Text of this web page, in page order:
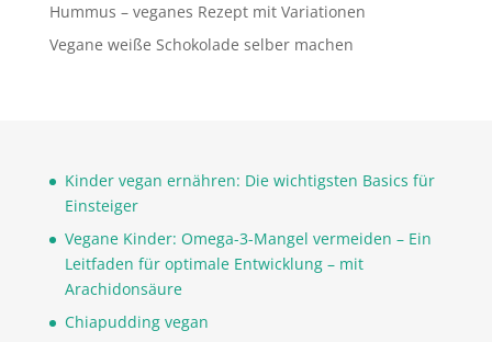
Hummus – veganes Rezept mit Variationen
Vegane weiße Schokolade selber machen
Kinder vegan ernähren: Die wichtigsten Basics für
Einsteiger
Vegane Kinder: Omega-3-Mangel vermeiden – Ein
Leitfaden für optimale Entwicklung – mit
Arachidonsäure
Chiapudding vegan